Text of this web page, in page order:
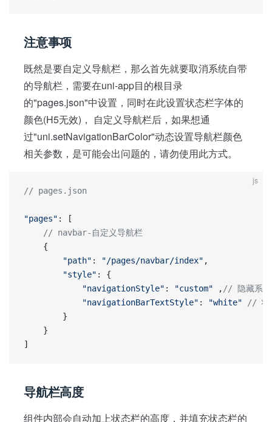
注意事项
既然是要自定义导航栏，那么首先就要取消系统自带
的导航栏，需要在uni-app目的根目录
的"pages.json"中设置，同时在此设置状态栏字体的
颜色(H5无效)， 自定义导航栏后，如果想通
过"uni.setNavigationBarColor"动态设置导航栏颜色
相关参数，是可能会出问题的，请勿使用此方式。
js
// pages.json
"pages" : [
	// navbar-自定义导航栏
	{
		"path"
: "/pages/navbar/index" ,
		"style"
: {
			"navigationStyle"
: "custom" , // 隐藏系统
			"navigationBarTextStyle"
: "white" // 状
		}
	}
]
导航栏高度
组件内部会自动加上状态栏的高度，并填充状态栏的